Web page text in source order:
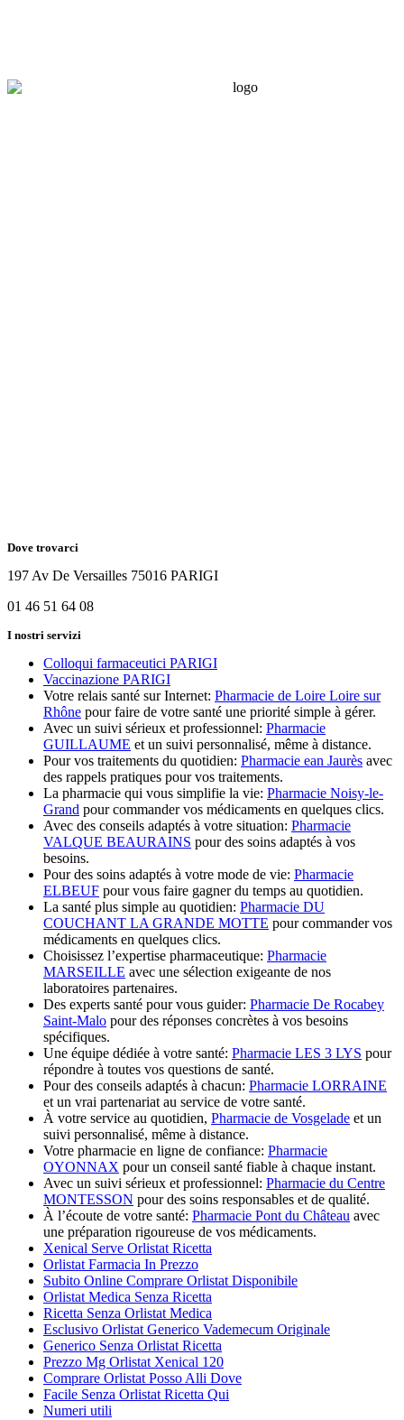
Dove trovarci
197 Av De Versailles 75016 PARIGI
01 46 51 64 08
I nostri servizi
Colloqui farmaceutici PARIGI
Vaccinazione PARIGI
Votre relais santé sur Internet: Pharmacie de Loire Loire sur
Rhône pour faire de votre santé une priorité simple à gérer.
Avec un suivi sérieux et professionnel: Pharmacie
GUILLAUME et un suivi personnalisé, même à distance.
Pour vos traitements du quotidien: Pharmacie ean Jaurès avec
des rappels pratiques pour vos traitements.
La pharmacie qui vous simplifie la vie: Pharmacie Noisy-le-
Grand pour commander vos médicaments en quelques clics.
Avec des conseils adaptés à votre situation: Pharmacie
VALQUE BEAURAINS pour des soins adaptés à vos
besoins.
Pour des soins adaptés à votre mode de vie: Pharmacie
ELBEUF pour vous faire gagner du temps au quotidien.
La santé plus simple au quotidien: Pharmacie DU
COUCHANT LA GRANDE MOTTE pour commander vos
médicaments en quelques clics.
Choisissez l’expertise pharmaceutique: Pharmacie
MARSEILLE avec une sélection exigeante de nos
laboratoires partenaires.
Des experts santé pour vous guider: Pharmacie De Rocabey
Saint-Malo pour des réponses concrètes à vos besoins
spécifiques.
Une équipe dédiée à votre santé: Pharmacie LES 3 LYS pour
répondre à toutes vos questions de santé.
Pour des conseils adaptés à chacun: Pharmacie LORRAINE
et un vrai partenariat au service de votre santé.
À votre service au quotidien, Pharmacie de Vosgelade et un
suivi personnalisé, même à distance.
Votre pharmacie en ligne de confiance: Pharmacie
OYONNAX pour un conseil santé fiable à chaque instant.
Avec un suivi sérieux et professionnel: Pharmacie du Centre
MONTESSON pour des soins responsables et de qualité.
À l’écoute de votre santé: Pharmacie Pont du Château avec
une préparation rigoureuse de vos médicaments.
Xenical Serve Orlistat Ricetta
Orlistat Farmacia In Prezzo
Subito Online Comprare Orlistat Disponibile
Orlistat Medica Senza Ricetta
Ricetta Senza Orlistat Medica
Esclusivo Orlistat Generico Vademecum Originale
Generico Senza Orlistat Ricetta
Prezzo Mg Orlistat Xenical 120
Comprare Orlistat Posso Alli Dove
Facile Senza Orlistat Ricetta Qui
Numeri utili